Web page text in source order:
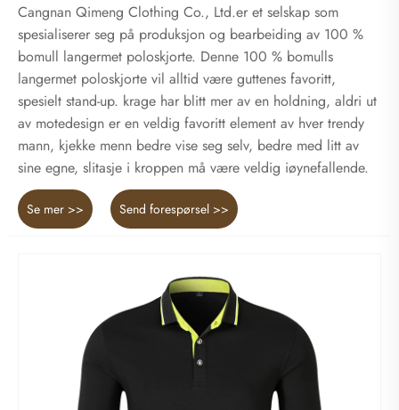
Cangnan Qimeng Clothing Co., Ltd.er et selskap som
spesialiserer seg på produksjon og bearbeiding av 100 %
bomull langermet poloskjorte. Denne 100 % bomulls
langermet poloskjorte vil alltid være guttenes favoritt,
spesielt stand-up. krage har blitt mer av en holdning, aldri ut
av motedesign er en veldig favoritt element av hver trendy
mann, kjekke menn bedre vise seg selv, bedre med litt av
sine egne, slitasje i kroppen må være veldig iøynefallende.
Se mer >> Send forespørsel >>